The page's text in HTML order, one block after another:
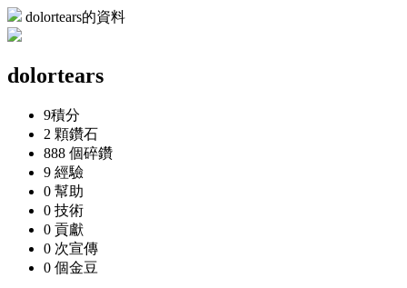
dolortears的資料
dolortears
9積分
2 顆鑽石
888 個碎鑽
9 經驗
0 幫助
0 技術
0 貢獻
0 次宣傳
0 個金豆